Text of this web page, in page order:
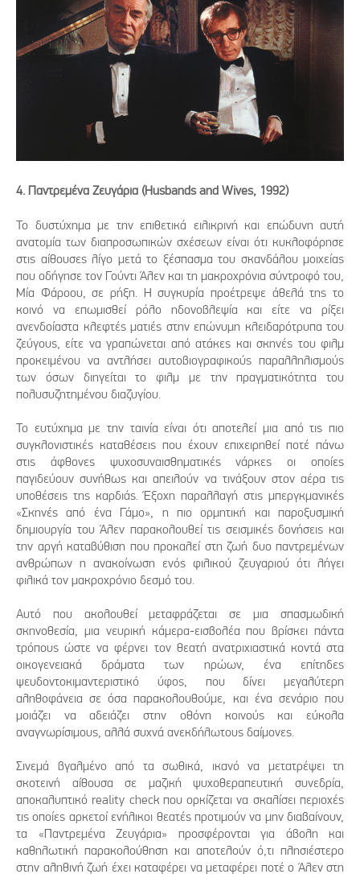
4. Παντρεμένα Ζευγάρια (Husbands and Wives, 1992)
Το δυστύχημα με την επιθετικά ειλικρινή και επώδυνη αυτή
ανατομία των διαπροσωπικών σχέσεων είναι ότι κυκλοφόρησε
στις αίθουσες λίγο μετά το ξέσπασμα του σκανδάλου μοιχείας
που οδήγησε τον Γούντι Άλεν και τη μακροχρόνια σύντροφό του,
Μία Φάροου, σε ρήξη. Η συγκυρία προέτρεψε άθελά της το
κοινό να επωμισθεί ρόλο ηδονοβλεψία και είτε να ρίξει
ανενδοίαστα κλεφτές ματιές στην επώνυμη κλειδαρότρυπα του
ζεύγους, είτε να γραπώνεται από ατάκες και σκηνές του φιλμ
προκειμένου να αντλήσει αυτοβιογραφικούς παραλληλισμούς
των όσων διηγείται το φιλμ με την πραγματικότητα του
πολυσυζητημένου διαζυγίου.
Το ευτύχημα με την ταινία είναι ότι αποτελεί μια από τις πιο
συγκλονιστικές καταθέσεις που έχουν επιχειρηθεί ποτέ πάνω
στις άφθονες ψυχοσυναισθηματικές νάρκες οι οποίες
παγιδεύουν συνήθως και απειλούν να τινάξουν στον αέρα τις
υποθέσεις της καρδιάς. Έξοχη παραλλαγή στις μπεργκμανικές
«Σκηνές από ένα Γάμο», η πιο ορμητική και παροξυσμική
δημιουργία του Άλεν παρακολουθεί τις σεισμικές δονήσεις και
την αργή καταβύθιση που προκαλεί στη ζωή δυο παντρεμένων
ανθρώπων η ανακοίνωση ενός φιλικού ζευγαριού ότι λήγει
φιλικά τον μακροχρόνιο δεσμό του.
Αυτό που ακολουθεί μεταφράζεται σε μια σπασμωδική
σκηνοθεσία, μια νευρική κάμερα-εισβολέα που βρίσκει πάντα
τρόπους ώστε να φέρνει τον θεατή ανατριχιαστικά κοντά στα
οικογενειακά δράματα των ηρώων, ένα επίτηδες
ψευδοντοκιμαντεριστικό ύφος, που δίνει μεγαλύτερη
αληθοφάνεια σε όσα παρακολουθούμε, και ένα σενάριο που
μοιάζει να αδειάζει στην οθόνη κοινούς και εύκολα
αναγνωρίσιμους, αλλά συχνά ανεκδήλωτους δαίμονες.
Σινεμά βγαλμένο από τα σωθικά, ικανό να μετατρέψει τη
σκοτεινή αίθουσα σε μαζική ψυχοθεραπευτική συνεδρία,
αποκαλυπτικό reality check που ορκίζεται να σκαλίσει περιοχές
τις οποίες αρκετοί ενήλικοι θεατές προτιμούν να μην διαβαίνουν,
τα «Παντρεμένα Ζευγάρια» προσφέρονται για άβολη και
καθηλωτική παρακολούθηση και αποτελούν ό,τι πλησιέστερο
στην αληθινή ζωή έχει καταφέρει να μεταφέρει ποτέ ο Άλεν στη